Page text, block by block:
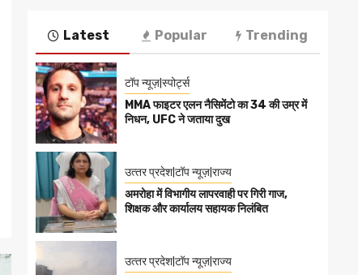
Latest Popular Trending
टॉप न्यूज़|स्पोर्ट्स
MMA फाइटर एलन नैसिमेंटो का 34 की उम्र में
निधन, UFC ने जताया दुख
उत्‍तर प्रदेश|टॉप न्यूज़|राज्य
अमरोहा में विभागीय लापरवाही पर गिरी गाज,
शिक्षक और कार्यालय सहायक निलंबित
उत्‍तर प्रदेश|टॉप न्यूज़|राज्य